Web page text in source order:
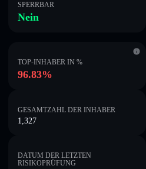
SPERRBAR
Nein
TOP-INHABER IN %
96.83%
GESAMTZAHL DER INHABER
1,327
DATUM DER LETZTEN
RISIKOPRÜFUNG